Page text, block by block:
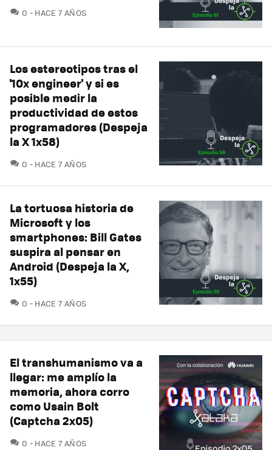
0 COMENTARIOS
HACE 7 AÑOS
Los estereotipos tras el
'10x engineer' y si es
posible medir la
productividad de estos
programadores (Despeja
la X 1x58)
0 COMENTARIOS
HACE 7 AÑOS
La tortuosa historia de
Microsoft y los
smartphones: Bill Gates
suspira al pensar en
Android (Despeja la X,
1x55)
0 COMENTARIOS
HACE 7 AÑOS
El transhumanismo va a
llegar: me amplío la
memoria, ahora corro
como Usain Bolt
(Captcha 2x05)
0 COMENTARIOS
HACE 7 AÑOS